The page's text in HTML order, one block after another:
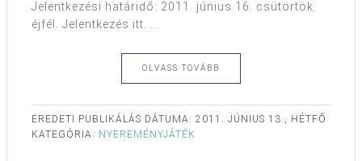
Jelentkezési határidő: 2011. június 16. csütörtök
éjfél. Jelentkezés itt. ...
OLVASS TOVÁBB
EREDETI PUBLIKÁLÁS DÁTUMA: 2011. JÚNIUS 13., HÉTFŐ
KATEGÓRIA: NYEREMÉNYJÁTÉK